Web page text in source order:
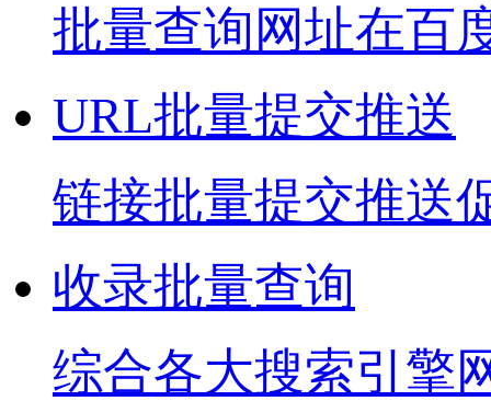
批量查询网址在百
URL批量提交推送
链接批量提交推送
收录批量查询
综合各大搜索引擎